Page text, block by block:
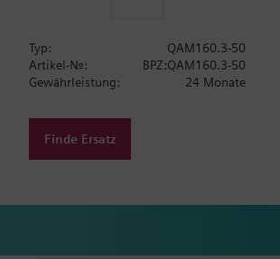
Typ:
QAM160.3-50
Artikel-Nr.:
BPZ:QAM160.3-50
Gewährleistung:
24 Monate
Finde Ersatz